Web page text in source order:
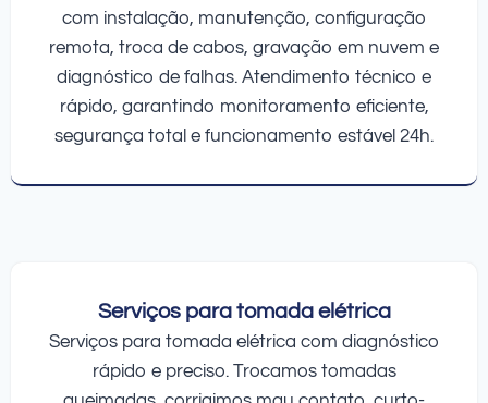
com instalação, manutenção, configuração
remota, troca de cabos, gravação em nuvem e
diagnóstico de falhas. Atendimento técnico e
rápido, garantindo monitoramento eficiente,
segurança total e funcionamento estável 24h.
Serviços para tomada elétrica
Serviços para tomada elétrica com diagnóstico
rápido e preciso. Trocamos tomadas